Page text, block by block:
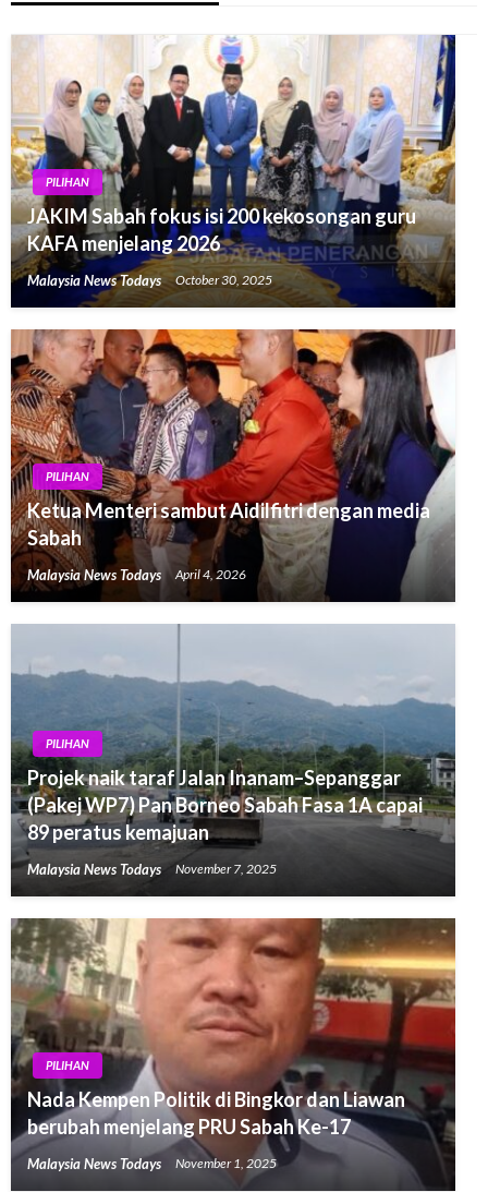
PILIHAN
JAKIM Sabah fokus isi 200 kekosongan guru
KAFA menjelang 2026
Malaysia News Todays October 30, 2025
PILIHAN
Ketua Menteri sambut Aidilfitri dengan media
Sabah
Malaysia News Todays April 4, 2026
PILIHAN
Projek naik taraf Jalan Inanam–Sepanggar
(Pakej WP7) Pan Borneo Sabah Fasa 1A capai
89 peratus kemajuan
Malaysia News Todays November 7, 2025
PILIHAN
Nada Kempen Politik di Bingkor dan Liawan
berubah menjelang PRU Sabah Ke-17
Malaysia News Todays November 1, 2025